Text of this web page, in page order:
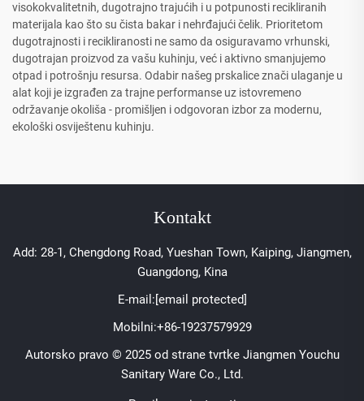
visokokvalitetnih, dugotrajno trajućih i u potpunosti recikliranih
materijala kao što su čista bakar i nehrđajući čelik. Prioritetom
dugotrajnosti i recikliranosti ne samo da osiguravamo vrhunski,
dugotrajan proizvod za vašu kuhinju, već i aktivno smanjujemo
otpad i potrošnju resursa. Odabir našeg prskalice znači ulaganje u
alat koji je izgrađen za trajne performanse uz istovremeno
održavanje okoliša - promišljen i odgovoran izbor za modernu,
ekološki osviještenu kuhinju.
Kontakt
Add: 28-1, Chengdong Road, Yueshan Town, Kaiping, Jiangmen,
Guangdong, Kina
E-mail: [email protected]
Mobilni:+86-19237579929
Autorsko pravo © 2025 od strane tvrtke Jiangmen Youchu
Sanitary Ware Co., Ltd.